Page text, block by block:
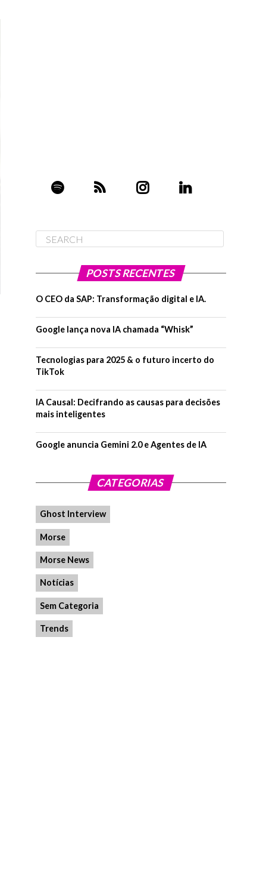
POSTS RECENTES
O CEO da SAP: Transformação digital e IA.
Google lança nova IA chamada “Whisk”
Tecnologias para 2025 & o futuro incerto do
TikTok
IA Causal: Decifrando as causas para decisões
mais inteligentes
Google anuncia Gemini 2.0 e Agentes de IA
CATEGORIAS
Ghost Interview
Morse
Morse News
Notícias
Sem Categoria
Trends